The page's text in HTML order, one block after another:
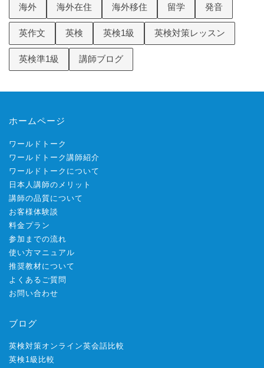
海外 海外在住 海外移住 留学 発音
英作文 英検 英検1級 英検対策レッスン
英検準1級 講師ブログ
ホームページ
ワールドトーク
ワールドトーク講師紹介
ワールドトークについて
日本人講師のメリット
講師の品質について
お客様体験談
料金プラン
参加までの流れ
使い方マニュアル
推奨教材について
よくあるご質問
お問い合わせ
ブログ
英検対策オンライン英会話比較
英検1級比較